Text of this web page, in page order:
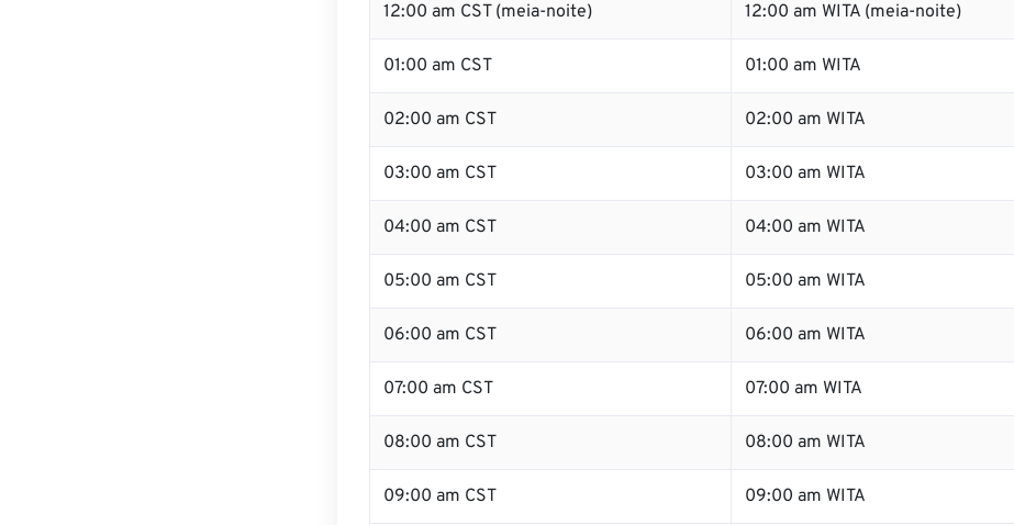
12:00 am CST (meia-noite) 12:00 am WITA (meia-noite)
01:00 am CST 01:00 am WITA
02:00 am CST 02:00 am WITA
03:00 am CST 03:00 am WITA
04:00 am CST 04:00 am WITA
05:00 am CST 05:00 am WITA
06:00 am CST 06:00 am WITA
07:00 am CST 07:00 am WITA
08:00 am CST 08:00 am WITA
09:00 am CST 09:00 am WITA